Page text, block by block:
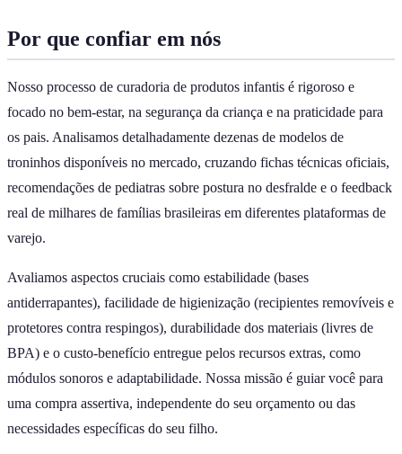
Por que confiar em nós
Nosso processo de curadoria de produtos infantis é rigoroso e
focado no bem-estar, na segurança da criança e na praticidade para
os pais. Analisamos detalhadamente dezenas de modelos de
troninhos disponíveis no mercado, cruzando fichas técnicas oficiais,
recomendações de pediatras sobre postura no desfralde e o feedback
real de milhares de famílias brasileiras em diferentes plataformas de
varejo.
Avaliamos aspectos cruciais como estabilidade (bases
antiderrapantes), facilidade de higienização (recipientes removíveis e
protetores contra respingos), durabilidade dos materiais (livres de
BPA) e o custo-benefício entregue pelos recursos extras, como
módulos sonoros e adaptabilidade. Nossa missão é guiar você para
uma compra assertiva, independente do seu orçamento ou das
necessidades específicas do seu filho.